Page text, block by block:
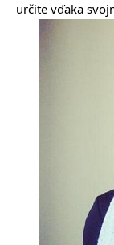
určite vďaka